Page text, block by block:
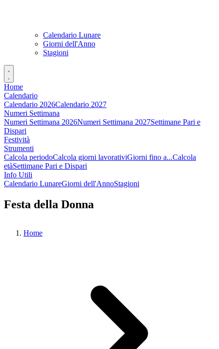
Calendario Lunare
Giorni dell'Anno
Stagioni
Home
Calendario
Calendario 2026Calendario 2027
Numeri Settimana
Numeri Settimana 2026Numeri Settimana 2027Settimane Pari e
Dispari
Festività
Strumenti
Calcola periodoCalcola giorni lavorativiGiorni fino a...Calcola
etàSettimane Pari e Dispari
Info Utili
Calendario LunareGiorni dell'AnnoStagioni
Festa della Donna
Home